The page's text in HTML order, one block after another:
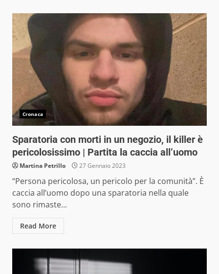
Cronaca
Sparatoria con morti in un negozio, il killer è
pericolosissimo | Partita la caccia all’uomo
Martina Petrillo 27 Gennaio 2023
“Persona pericolosa, un pericolo per la comunità”. È
caccia all’uomo dopo una sparatoria nella quale
sono rimaste...
Read More